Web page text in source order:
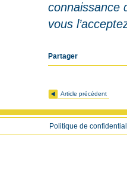
connaissance
vous
Partager
Article précédent
Politique de